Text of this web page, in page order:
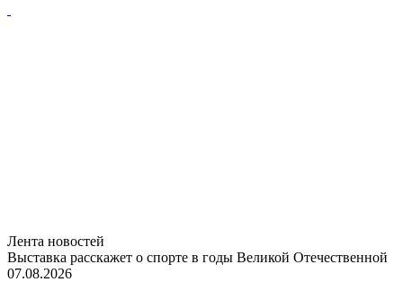
Лента новостей
Выставка расскажет о спорте в годы Великой Отечественной
07.08.2026